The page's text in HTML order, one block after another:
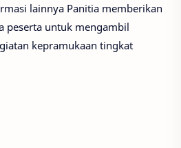
lainnya Panitia memberikan
peserta untuk mengambil
kepramukaan tingkat